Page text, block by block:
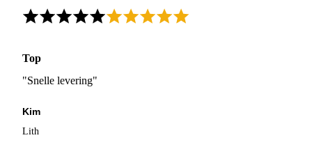
Top
"Snelle levering"
Kim
Lith